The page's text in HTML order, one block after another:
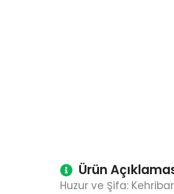
Ürün
Huzur ve Şifa: